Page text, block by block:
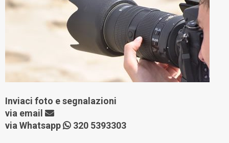
Inviaci foto e segnalazioni
via email
via Whatsapp
320 5393303